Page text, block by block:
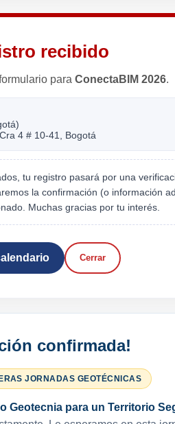
recibido
para ConectaBIM 2026.
4 # 10-41, Bogotá
tu registro pasará por una
la confirmación (o información
Muchas gracias por tu interés.
Cerrar
confirmada!
JORNADAS GEOTÉCNICAS
Geotecnia para un Territorio